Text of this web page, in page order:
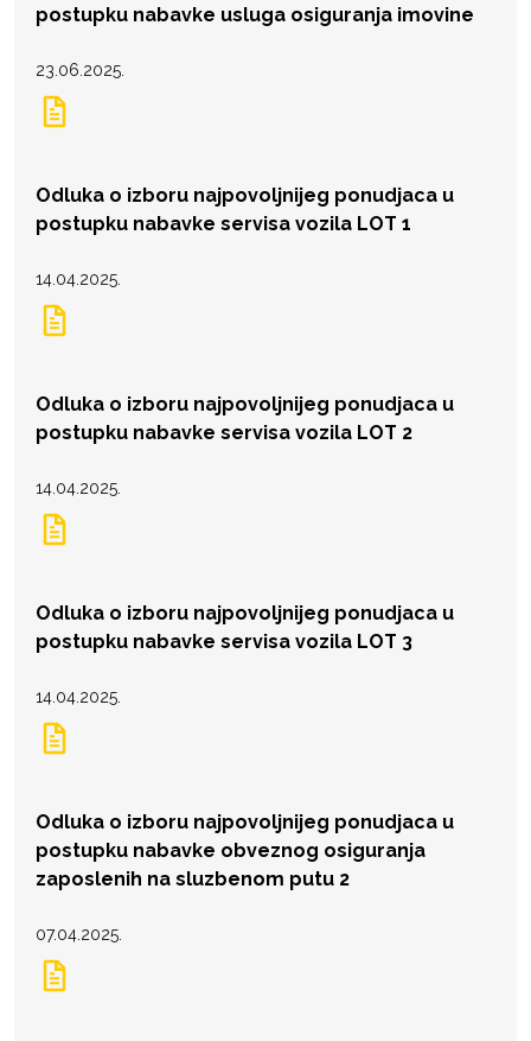
postupku nabavke usluga osiguranja imovine
23.06.2025.
Odluka o izboru najpovoljnijeg ponudjaca u
postupku nabavke servisa vozila LOT 1
14.04.2025.
Odluka o izboru najpovoljnijeg ponudjaca u
postupku nabavke servisa vozila LOT 2
14.04.2025.
Odluka o izboru najpovoljnijeg ponudjaca u
postupku nabavke servisa vozila LOT 3
14.04.2025.
Odluka o izboru najpovoljnijeg ponudjaca u
postupku nabavke obveznog osiguranja
zaposlenih na sluzbenom putu 2
07.04.2025.